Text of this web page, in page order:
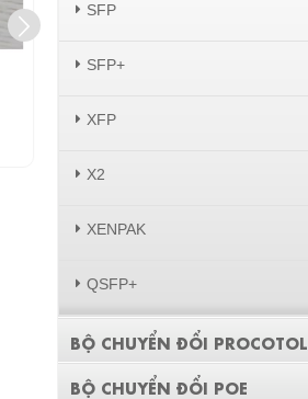
SFP
SFP+
XFP
X2
XENPAK
QSFP+
BỘ CHUYỂN ĐỔI PROCOTOL
BỘ CHUYỂN ĐỔI POE